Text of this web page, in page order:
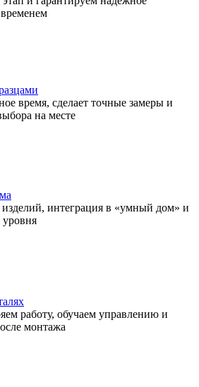
время, сделает точные замеры и
на месте
интеграция в «умный дом» и
работу, обучаем управлению и
монтажа